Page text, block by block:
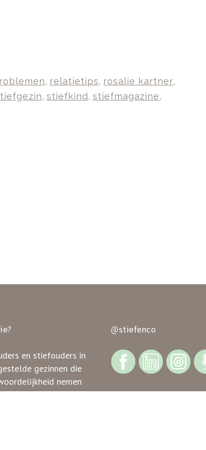
, relatietips, rosalie kartner,
, stiefkind , stiefmagazine,
en stiefouders in
gezinnen die
nemen
dynamiek en werken aan
@stiefenco